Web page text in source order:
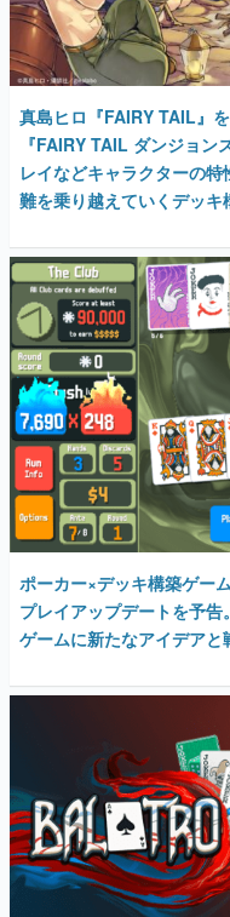
真島ヒロ『FAIRY TAIL』
『FAIRY TAIL ダンジョ
レイなどキャラクターの
難を乗り越えていくデッキ
ポーカー×デッキ構築ゲー
プレイアップデートを予告
ゲームに新たなアイデアと